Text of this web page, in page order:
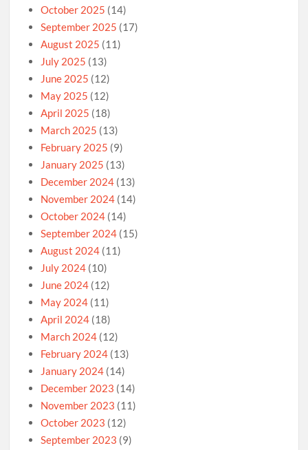
October 2025 (14)
September 2025 (17)
August 2025 (11)
July 2025 (13)
June 2025 (12)
May 2025 (12)
April 2025 (18)
March 2025 (13)
February 2025 (9)
January 2025 (13)
December 2024 (13)
November 2024 (14)
October 2024 (14)
September 2024 (15)
August 2024 (11)
July 2024 (10)
June 2024 (12)
May 2024 (11)
April 2024 (18)
March 2024 (12)
February 2024 (13)
January 2024 (14)
December 2023 (14)
November 2023 (11)
October 2023 (12)
September 2023 (9)